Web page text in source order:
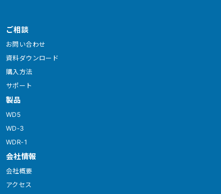
ご相談
お問い合わせ
資料ダウンロード
購入方法
サポート
製品
WD5
WD-3
WDR-1
会社情報
会社概要
アクセス